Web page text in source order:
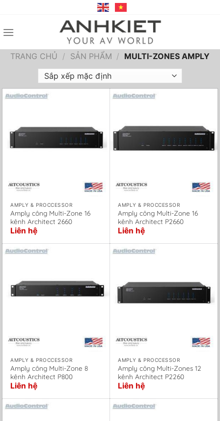
nội
TRANG CHỦ / SẢN PHẨM / MULTI-ZONES AMPLY
AMPLY & PROCCESSOR
Amply công Multi-Zone 16
kênh Architect 2660
Liên hệ
AMPLY & PROCCESSOR
Amply công Multi-Zone 16
kênh Architect P2660
Liên hệ
AMPLY & PROCCESSOR
Amply công Multi-Zone 8
kênh Architect P800
Liên hệ
AMPLY & PROCCESSOR
Amply công Multi-Zones 12
kênh Architect P2260
Liên hệ